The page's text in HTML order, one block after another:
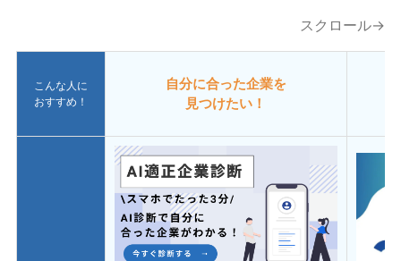
スクロール→
こんな人に
おすすめ！
自分に合った企業を
見つけたい！